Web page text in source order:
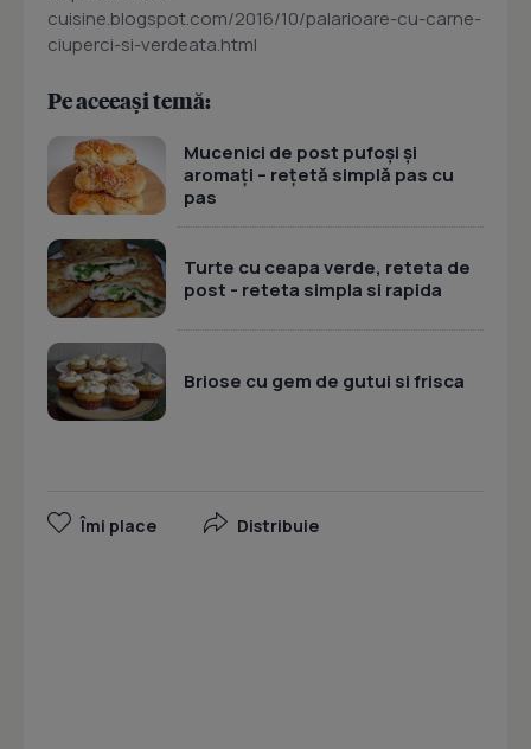
cuisine.blogspot.com/2016/10/palarioare-cu-carne-
ciuperci-si-verdeata.html
Pe aceeași temă:
Mucenici de post pufoși și
aromați – rețetă simplă pas cu
pas
Turte cu ceapa verde, reteta de
post - reteta simpla si rapida
Briose cu gem de gutui si frisca
Îmi place Distribuie